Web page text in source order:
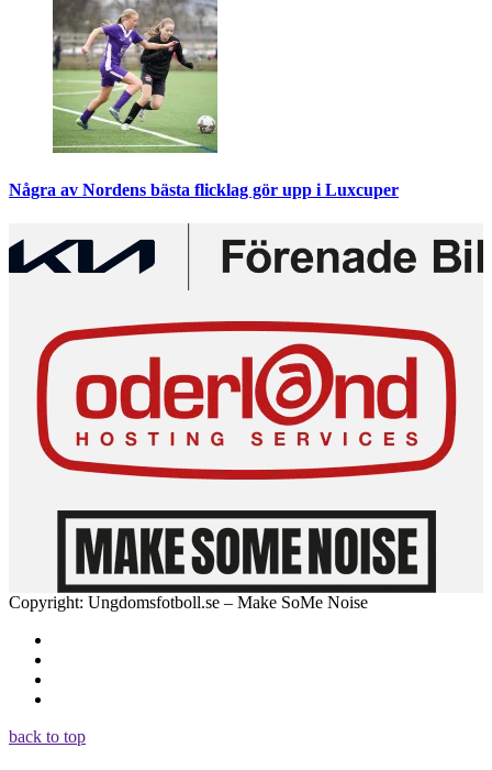
Några av Nordens bästa flicklag gör upp i Luxcuper
Copyright: Ungdomsfotboll.se – Make SoMe Noise
back to top